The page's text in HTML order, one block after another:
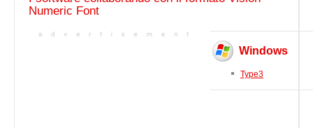
Numeric Font
Windows
Type3